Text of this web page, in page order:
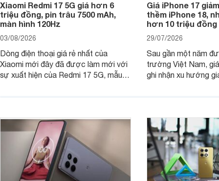
Xiaomi Redmi 17 5G giá hơn 6
triệu đồng, pin trâu 7500 mAh,
màn hình 120Hz
03/08/2026
Dòng điện thoại giá rẻ nhất của
Xiaomi mới đây đã được làm mới với
sự xuất hiện của Redmi 17 5G, mẫu
Giá iPhone 17
thềm iPhone 18,
hơn 10 triệu đồng
29/07/2026
Sau gần một năm
trường Việt Nam,
ghi nhận xu hướng